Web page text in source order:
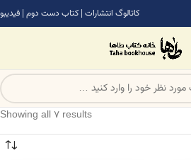
کاتالوگ انتشارات | کتاب دست دوم | فیدیبو
Showing all 7 results